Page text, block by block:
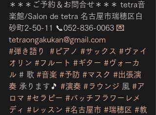
＊＊＊ご予約＆お問合せ＊＊＊ tetra音
楽館/Salon de tetra 名古屋市瑞穂区白
砂町2-50-11 📞052-836-0063 💌
tetraongakukan@gmail.com
#弾き語り
#ピアノ #サックス #ヴァイ
オリン #フルート #ギター #ヴォーカ
ル # 歌 #音楽 #予防 #マスク #出張演
奏 承ります🎵 #演奏 #ラウンジ 風 #ア
ロマ #セラピー #バッチフラワーレメ
ディ #レッスン #名古屋市 #瑞穂区 #教